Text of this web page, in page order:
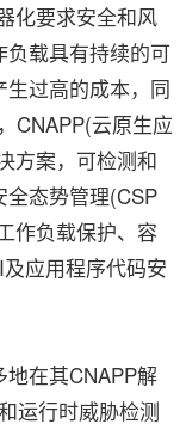
化要求安全和风
载具有持续的可
过高的成本，同
CNAPP(云原生应
方案，可检测和
态势管理(CSP
作负载保护、容
应用程序代码安
在其CNAPP解
运行时威胁检测